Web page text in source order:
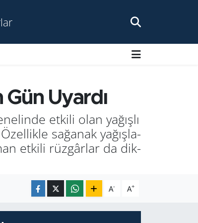
Gün Uyar­dı
et­ki­li olan ya­ğış­lı
sa­ğa­nak ya­ğış­la­
et­ki­li rüz­gâr­lar da dik­
A- A+